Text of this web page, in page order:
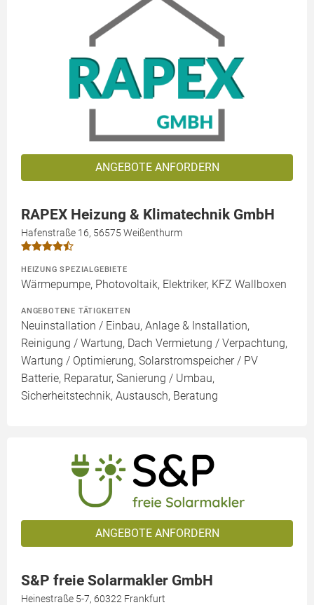
ANGEBOTE ANFORDERN
RAPEX Heizung & Klimatechnik GmbH
Hafenstraße 16, 56575 Weißenthurm
HEIZUNG SPEZIALGEBIETE
Wärmepumpe, Photovoltaik, Elektriker, KFZ Wallboxen
ANGEBOTENE TÄTIGKEITEN
Neuinstallation / Einbau, Anlage & Installation,
Reinigung / Wartung, Dach Vermietung / Verpachtung,
Wartung / Optimierung, Solarstromspeicher / PV
Batterie, Reparatur, Sanierung / Umbau,
Sicherheitstechnik, Austausch, Beratung
ANGEBOTE ANFORDERN
S&P freie Solarmakler GmbH
Heinestraße 5-7, 60322 Frankfurt